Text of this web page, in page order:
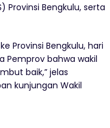
Provinsi Bengkulu, serta
Provinsi Bengkulu, hari
Pemprov bahwa wakil
baik,” jelas
kunjungan Wakil